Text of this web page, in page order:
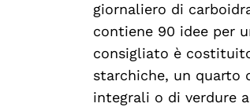
giornaliero di
contiene 90 idee per
consigliato è
starchiche, un quarto
integrali o di verdure